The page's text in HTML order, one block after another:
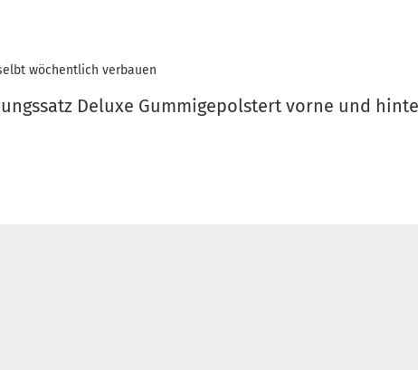
wöchentlich verbauen
Deluxe Gummigepolstert vorne und